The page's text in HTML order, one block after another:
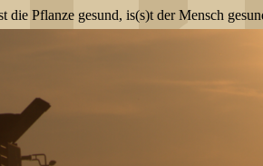
die Pflanze gesund, is(s)t der Mensch